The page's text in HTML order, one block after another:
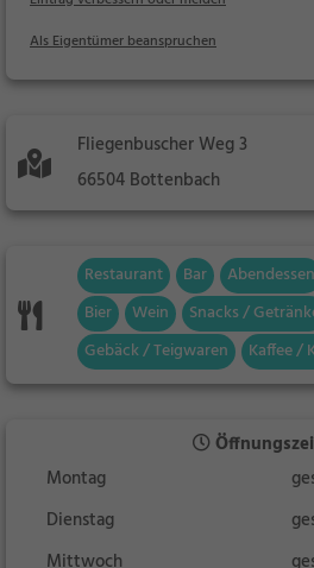
Als Eigentümer beanspruchen
Fliegenbuscher Weg 3
66504 Bottenbach
Restaurant Bar Abendessen
Bier
Wein
Snacks /
Gebäck / Teigwaren
Kaffee /
Montag
Dienstag
Mittwoch